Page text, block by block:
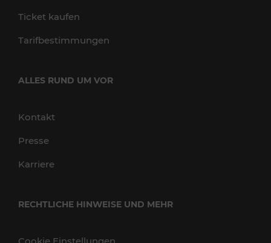
Ticket kaufen
Tarifbestimmungen
ALLES RUND UM VOR
Kontakt
Presse
Karriere
RECHTLICHE HINWEISE UND MEHR